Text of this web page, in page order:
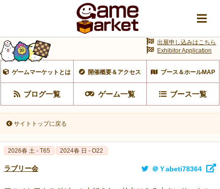
ゲームマーケットとは 開催概要＆アクセス ブース＆ホールMAP
ブログ一覧 ゲーム一覧 ブース一覧
出展申し込みはこちら
Exhibitor Application
サイトトップに戻る
2026春 土 - T65 2024春 日 - O22
ラブリー会 ＠Ｙabeti78364